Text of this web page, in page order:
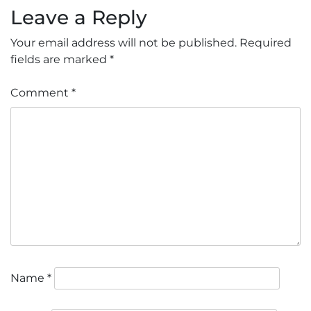
Leave a Reply
Your email address will not be published. Required
fields are marked *
Comment *
Name *